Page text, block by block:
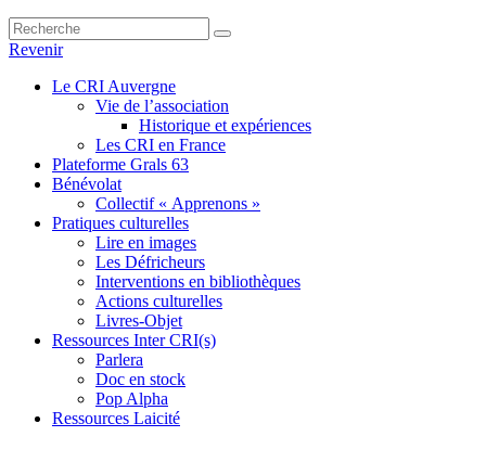
Revenir
Le CRI Auvergne
Vie de l’association
Historique et expériences
Les CRI en France
Plateforme Grals 63
Bénévolat
Collectif « Apprenons »
Pratiques culturelles
Lire en images
Les Défricheurs
Interventions en bibliothèques
Actions culturelles
Livres-Objet
Ressources Inter CRI(s)
Parlera
Doc en stock
Pop Alpha
Ressources Laicité